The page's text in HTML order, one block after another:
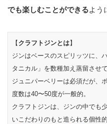
でも楽しむことができるよう
【クラフトジンとは】
ジンはベースのスピリッツに、
タニカル」を数種加え蒸留させ
ジュニパーベリーは必須だが、
度数は40〜50度が一般的。
クラフトジンは、ジンの中でも
いこだわりのもと造られる個性的